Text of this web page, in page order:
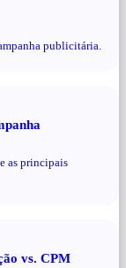
publicitária.
as principais
vs. CPM